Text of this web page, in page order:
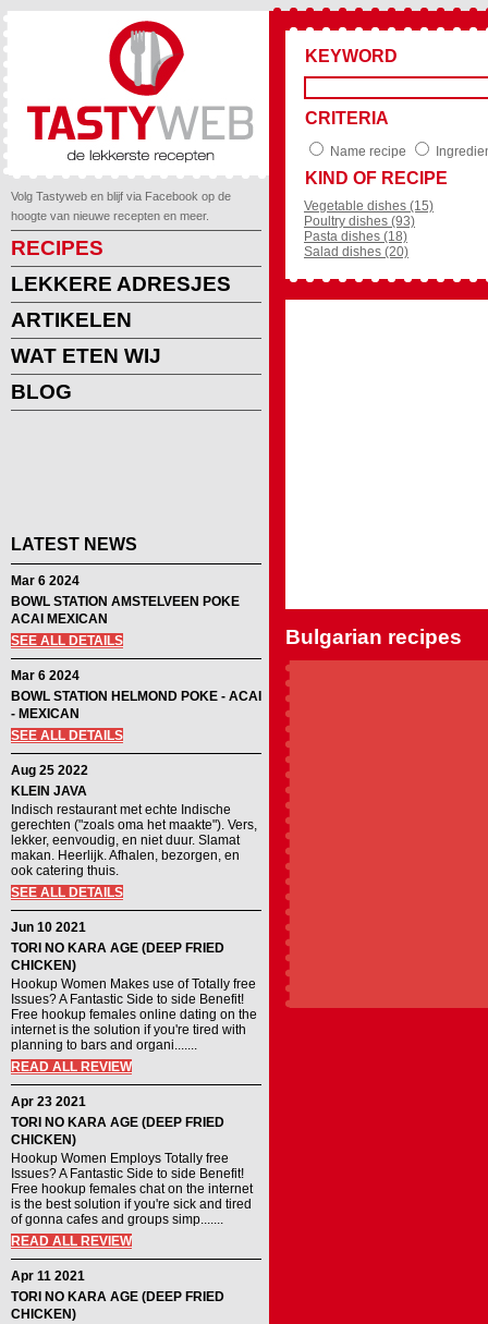
Volg Tastyweb en blijf via Facebook op de
hoogte van nieuwe recepten en meer.
RECIPES
LEKKERE ADRESJES
ARTIKELEN
WAT ETEN WIJ
BLOG
LATEST NEWS
Mar 6 2024
BOWL STATION AMSTELVEEN POKE
ACAI MEXICAN
SEE ALL DETAILS
Mar 6 2024
BOWL STATION HELMOND POKE - ACAI
- MEXICAN
SEE ALL DETAILS
Aug 25 2022
KLEIN JAVA
Indisch restaurant met echte Indische
gerechten ("zoals oma het maakte"). Vers,
lekker, eenvoudig, en niet duur. Slamat
makan. Heerlijk. Afhalen, bezorgen, en
ook catering thuis.
SEE ALL DETAILS
Jun 10 2021
TORI NO KARA AGE (DEEP FRIED
CHICKEN)
Hookup Women Makes use of Totally free
Issues? A Fantastic Side to side Benefit!
Free hookup females online dating on the
internet is the solution if you're tired with
planning to bars and organi.......
READ ALL REVIEW
Apr 23 2021
TORI NO KARA AGE (DEEP FRIED
CHICKEN)
Hookup Women Employs Totally free
Issues? A Fantastic Side to side Benefit!
Free hookup females chat on the internet
is the best solution if you're sick and tired
of gonna cafes and groups simp.......
READ ALL REVIEW
Apr 11 2021
TORI NO KARA AGE (DEEP FRIED
CHICKEN)
KEYWORD
CRITERIA
Name recipe
KIND OF RECIPE
Vegetable dishes (15)
Poultry dishes (93)
Pasta dishes (18)
Salad dishes (20)
Bulgarian recipes